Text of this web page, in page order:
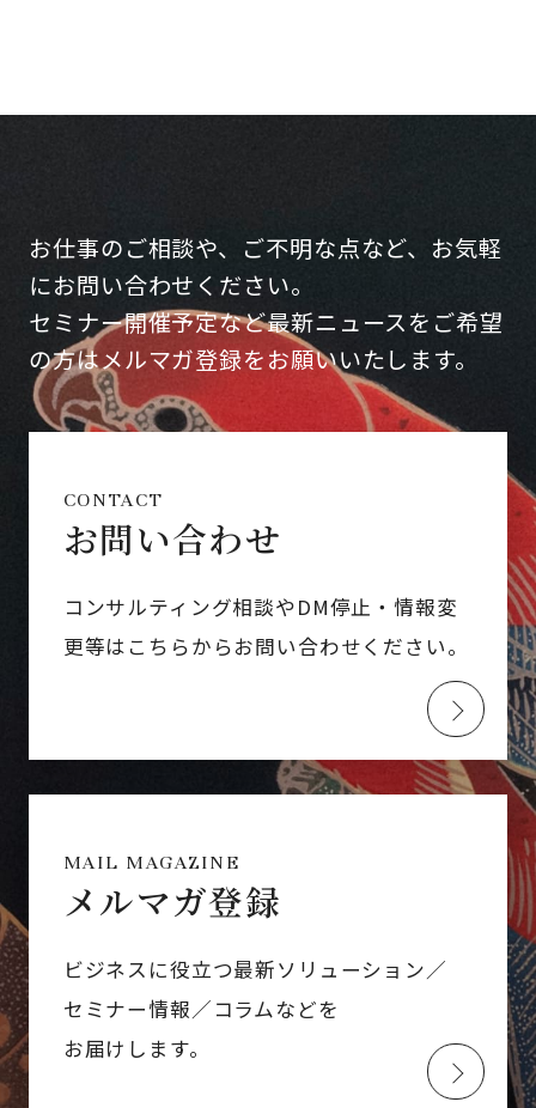
お仕事のご相談や、ご不明な点など、お気軽
にお問い合わせください。
セミナー開催予定など最新ニュースをご希望
の方はメルマガ登録をお願いいたします。
CONTACT
お問い合わせ
コンサルティング相談やDM停止・情報変
更等はこちらからお問い合わせください。
MAIL MAGAZINE
メルマガ登録
ビジネスに役立つ最新ソリューション／
セミナー情報／コラムなどを
お届けします。